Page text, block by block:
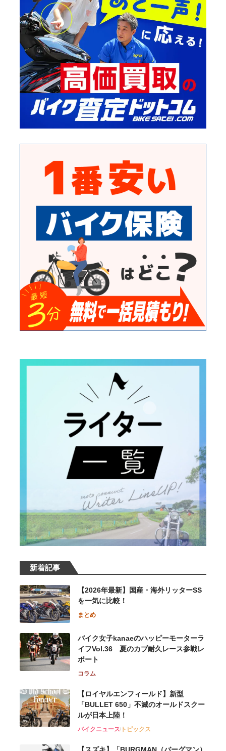
新着記事
【2026年最新】国産・海外リッターSS
を一気に比較！
まとめ
バイク女子kanaeのハッピーモーターラ
イフVol.36 夏のカブ耐久レース参戦レ
ポート
コラム
【ロイヤルエンフィールド】新型
「BULLET 650」不滅のオールドスクー
ルが⽇本上陸！
バイクニューストピックス